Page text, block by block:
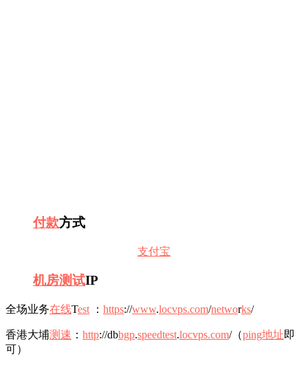
付款方式
支付宝
机房测试IP
全场业务在线Test ： https://www.locvps.com/networks/
香港大埔测速 ： http://dbbgp.speedtest.locvps.com/（ping地址即
可）